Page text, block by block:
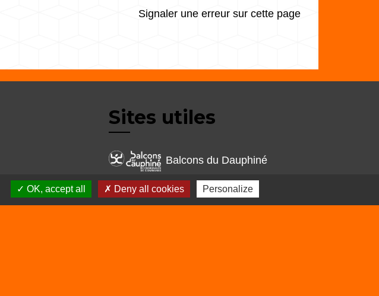
Signaler une erreur sur cette page
Sites utiles
Balcons du Dauphiné
Isère
OK, accept all Deny all cookies Personalize